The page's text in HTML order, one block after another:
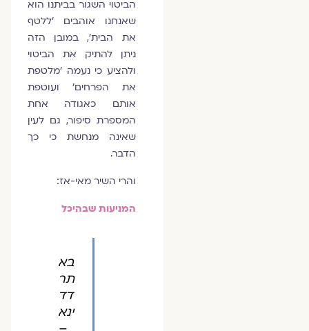
הביטוי השגור בביתנו הוא
שאנחנו אוהבים ׳ללטף
את הבית׳, במובן הזה
ניתן להתיק את הביטוי
ולהציע כי נעמה ׳מלטפת
את הפרחים׳ ועוטפת
אותם כאגודה אחת
המספרת סיפור, גם לעין
שאינה מנחשת כי כך
הדבר.
והרי השיר מאי-אז:
המניעות שבהיכל
בא
תר
דד
ינא